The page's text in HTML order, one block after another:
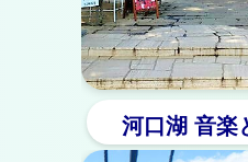
河口湖 音楽